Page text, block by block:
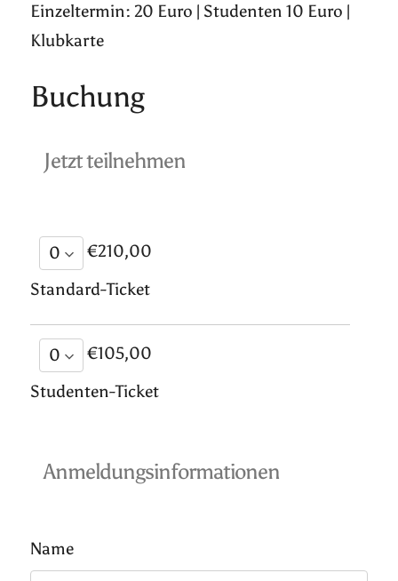
Einzeltermin: 20 Euro | Studenten 10 Euro |
Klubkarte
Buchung
Jetzt teilnehmen
€210,00
Standard-Ticket
€105,00
Studenten-Ticket
Anmeldungsinformationen
Name